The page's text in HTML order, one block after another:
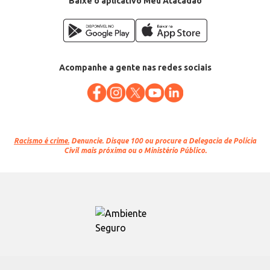
Acompanhe a gente nas redes sociais
Racismo é crime. Denuncie. Disque 100 ou procure a Delegacia de Polícia
Civil mais próxima ou o Ministério Público.